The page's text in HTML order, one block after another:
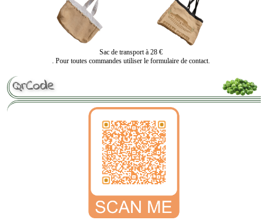
Sac de transport à 28 €
. Pour toutes commandes utiliser le formulaire de contact.
QrCode